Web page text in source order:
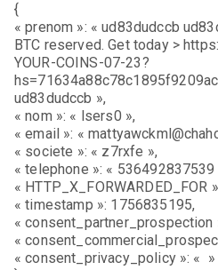
{
« prenom »: « ud83dudccb
BTC reserved. Get today >
YOUR-COINS-07-23?
ud83dudccb »,
« nom »: « lsers0 »,
« email »: «
« societe »: « z7rxfe »,
« telephone »: « 536492837539
« HTTP_X_FORWARDED_FOR
« timestamp »: 1756835195,
« consent_partner_prospection
«
« consent_privacy_policy »: « »